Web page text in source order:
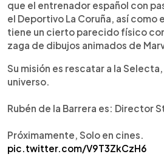
que el entrenador español con
el Deportivo La Coruña, así como
tiene un cierto parecido físico
zaga de dibujos animados de
Su misión es rescatar a la
universo.
Rubén de la Barrera es: Director
Próximamente, Solo en cines.
pic.twitter.com/V9T3ZkCzH6